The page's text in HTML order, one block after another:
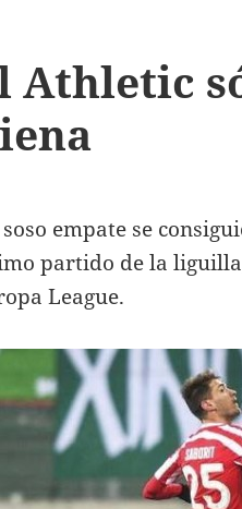
Athletic
empate se
partido de la
League.